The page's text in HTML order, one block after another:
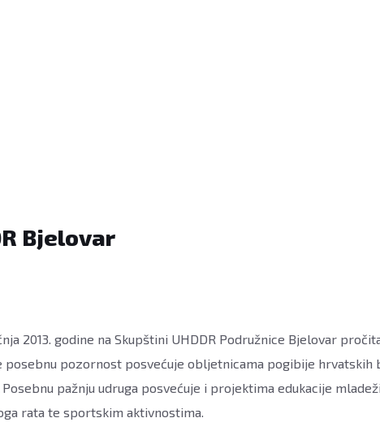
Bjelovar
2013. godine na Skupštini UHDDR Podružnice Bjelovar
posebnu pozornost posvećuje obljetnicama pogibije hrvatskih
pažnju udruga posvećuje i projektima edukacije
rata te sportskim aktivnostima.